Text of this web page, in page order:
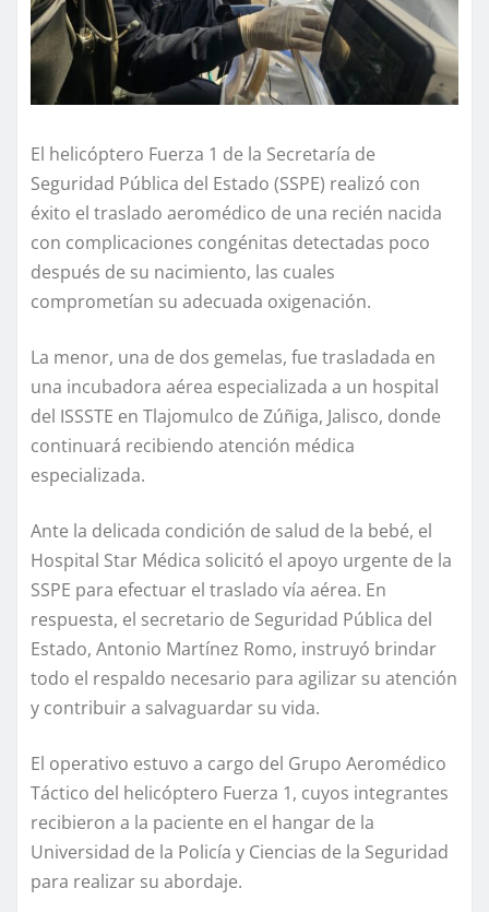
El helicóptero Fuerza 1 de la Secretaría de
Seguridad Pública del Estado (SSPE) realizó con
éxito el traslado aeromédico de una recién nacida
con complicaciones congénitas detectadas poco
después de su nacimiento, las cuales
comprometían su adecuada oxigenación.
La menor, una de dos gemelas, fue trasladada en
una incubadora aérea especializada a un hospital
del ISSSTE en Tlajomulco de Zúñiga, Jalisco, donde
continuará recibiendo atención médica
especializada.
Ante la delicada condición de salud de la bebé, el
Hospital Star Médica solicitó el apoyo urgente de la
SSPE para efectuar el traslado vía aérea. En
respuesta, el secretario de Seguridad Pública del
Estado, Antonio Martínez Romo, instruyó brindar
todo el respaldo necesario para agilizar su atención
y contribuir a salvaguardar su vida.
El operativo estuvo a cargo del Grupo Aeromédico
Táctico del helicóptero Fuerza 1, cuyos integrantes
recibieron a la paciente en el hangar de la
Universidad de la Policía y Ciencias de la Seguridad
para realizar su abordaje.